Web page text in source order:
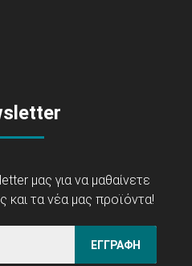
μας για να μαθαίνετε
τα νέα μας προϊόντα!
ΕΓΓΡΑΦΗ